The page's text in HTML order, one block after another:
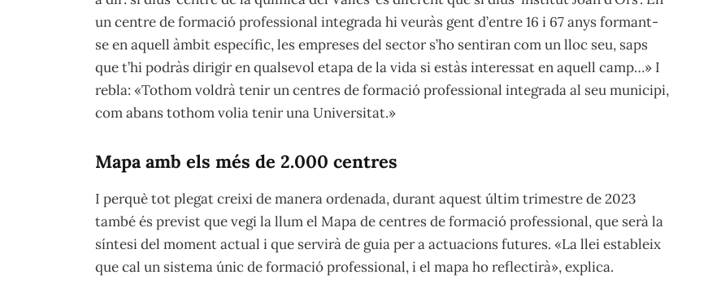
un centre de formació professional integrada hi veuràs gent d’entre 16 i 67 anys formant-
se en aquell àmbit específic, les empreses del sector s’ho sentiran com un lloc seu, saps
que t’hi podràs dirigir en qualsevol etapa de la vida si estàs interessat en aquell camp…» I
rebla: «Tothom voldrà tenir un centres de formació professional integrada al seu municipi,
com abans tothom volia tenir una Universitat.»
Mapa amb els més de 2.000 centres
I perquè tot plegat creixi de manera ordenada, durant aquest últim trimestre de 2023
també és previst que vegi la llum el Mapa de centres de formació professional, que serà la
síntesi del moment actual i que servirà de guia per a actuacions futures. «La llei estableix
que cal un sistema únic de formació professional, i el mapa ho reflectirà», explica.